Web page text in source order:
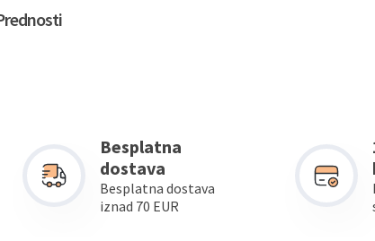
Besplatna
dostava
Besplatna dostava
iznad 70 EUR